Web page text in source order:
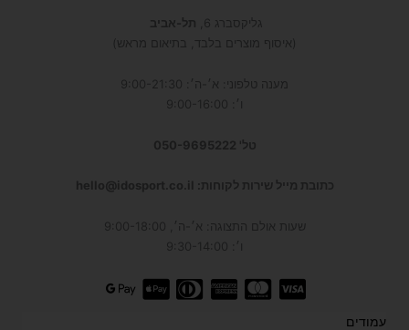
גליקסברג 6,
תל-אביב
(איסוף מוצרים בלבד, בתיאום מראש)
מענה טלפוני: א׳-ה׳: 9:00-21:30
ו׳: 9:00-16:00
טל' 050-9695222
כתובת מייל שירות לקוחות: hello@idosport.co.il
שעות אולם התצוגה: א׳-ה׳, 9:00-18:00
ו׳: 9:30-14:00
עמודים